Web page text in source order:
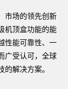
市场的领先创新
机顶盒功能的能
性能可靠性、一
广受认可，全球
解决方案。